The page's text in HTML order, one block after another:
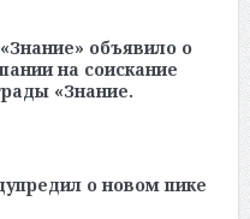
объявило о
на соискание
«Знание.
о новом пике